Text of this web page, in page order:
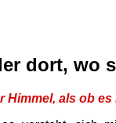
dort, wo
als ob es